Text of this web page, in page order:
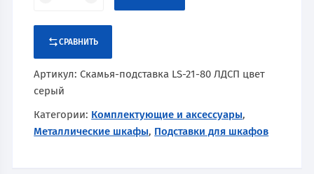
СРАВНИТЬ
Артикул:Скамья-подставка LS-21-80 ЛДСП цвет
серый
Категории: Комплектующие и аксессуары,
Металлические шкафы, Подставки для шкафов